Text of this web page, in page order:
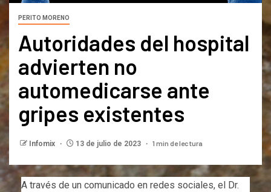
PERITO MORENO
Autoridades del hospital
advierten no
automedicarse ante
gripes existentes
Infomix 13 de julio de 2023 1 min de lectura
A través de un comunicado en redes sociales, el Dr.